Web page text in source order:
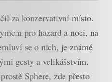
za konzervativní místo.
pro hazard a noci, na
se o nich, je známé
gesty a velikášstvím.
Sphere, zde přesto